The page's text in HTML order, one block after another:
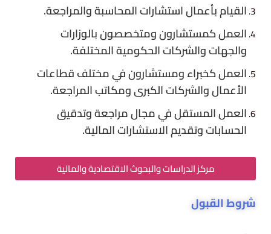
القيام بأعمال استشارات المحاسبة والمراجعة.
العمل كمستشارون ومتخصصون بالوزارات
والجهات والشركات الحكومية المختلفة.
العمل كخبراء ومستشارون في مختلف قطاعات
الأعمال والشركات الكبرى ومكاتب المراجعة.
العمل المستقل في مجال مراجعة وتدقيق
الحسابات وتقديم الاستشارات المالية.
مركز الدراسات والبحوث الاقتصادية والمالية
شروط القبول